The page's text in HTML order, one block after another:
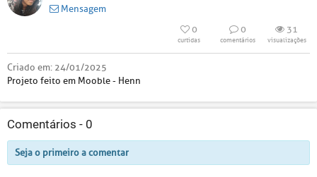
Mensagem
0
curtidas
0
comentários
31
visualizações
Criado em: 24/01/2025
Projeto feito em Mooble - Henn
Comentários - 0
Seja o primeiro a comentar